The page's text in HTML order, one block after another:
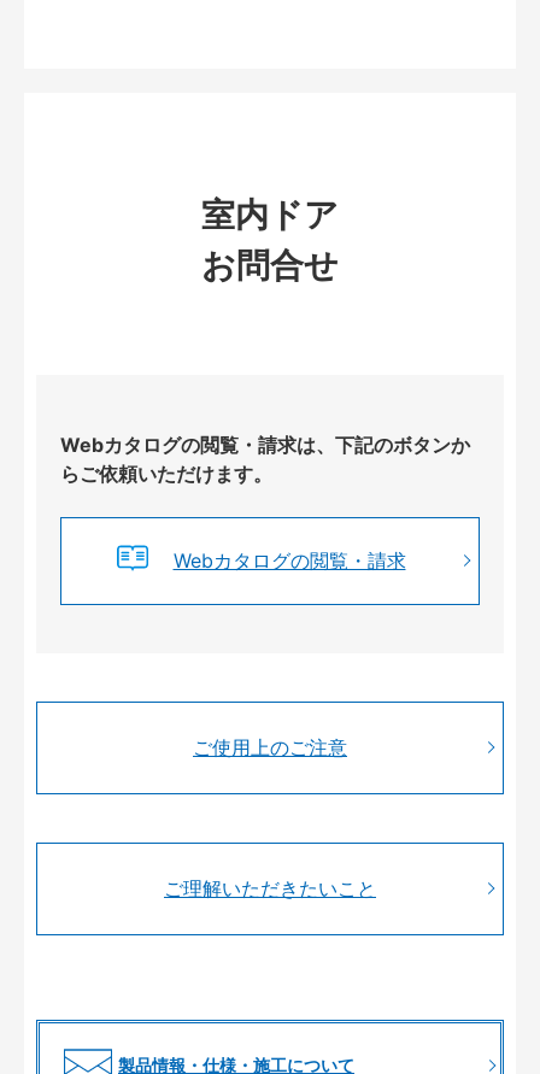
室内ドア
お問合せ
Webカタログの閲覧・請求は、下記のボタンか
らご依頼いただけます。
Webカタログの閲覧・請求
ご使用上のご注意
ご理解いただきたいこと
製品情報・仕様・施工について